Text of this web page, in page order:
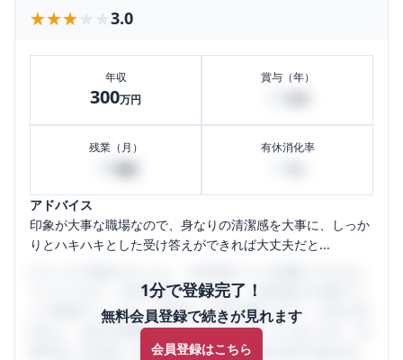
★★★★★
★★★★★ 3.0
年収
300万円
賞与（年）
残業（月）
30
有休消化率
アドバイス
印象が大事な職場なので、身なりの清潔感を大事に、しっか
りとハキハキとした受け答えができれば大丈夫だと...
1分で登録完了！
無料会員登録で続きが見れます
会員登録はこちら
うになります。SHEHUB(シーハブ)は、女性限定の企業口コ
ミの投稿サイトです。給与面・女性の働きやすさ・会社の評
判など、女性の転職は気にすべき点がたくさんあります。先
輩社員（元社員）の口コミを通して、本当の会社の姿を知